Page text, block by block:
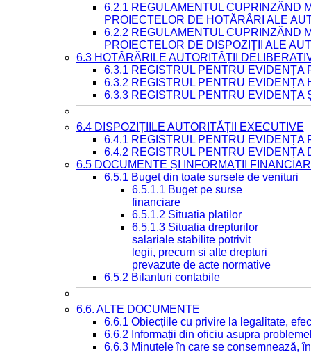
6.2.1 REGULAMENTUL CUPRINZÂND
PROIECTELOR DE HOTĂRÂRI ALE
6.2.2 REGULAMENTUL CUPRINZÂND
PROIECTELOR DE DISPOZIȚII ALE
6.3 HOTĂRÂRILE AUTORITĂȚII
6.3.1 REGISTRUL PENTRU EVIDENȚA
6.3.2 REGISTRUL PENTRU EVIDENȚA
6.3.3 REGISTRUL PENTRU EVIDENȚA
6.4 DISPOZIȚIILE AUTORITĂȚII EXECUTIVE
6.4.1 REGISTRUL PENTRU EVIDENȚA
6.4.2 REGISTRUL PENTRU EVIDENȚA
6.5 DOCUMENTE ȘI INFORMAȚII
6.5.1 Buget din toate sursele de venituri
6.5.1.1 Buget pe surse
financiare
6.5.1.2 Situatia platilor
6.5.1.3 Situatia drepturilor
salariale stabilite potrivit
legii, precum si alte drepturi
prevazute de acte normative
6.5.2 Bilanturi contabile
6.6. ALTE DOCUMENTE
6.6.1 Obiecțiile cu privire la legalitate,
6.6.2 Informații din oficiu asupra
6.6.3 Minutele în care se consemnează,